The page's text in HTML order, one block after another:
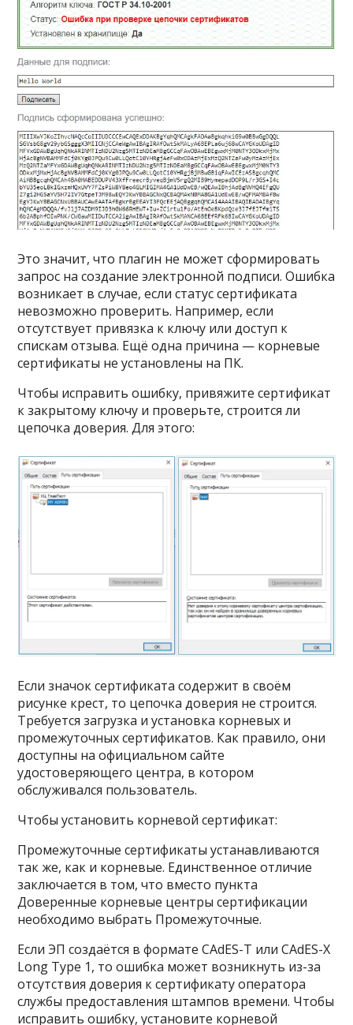
Это значит, что плагин не может сформировать
запрос на создание электронной подписи. Ошибка
возникает в случае, если статус сертификата
невозможно проверить. Например, если
отсутствует привязка к ключу или доступ к
спискам отзыва. Ещё одна причина — корневые
сертификаты не установлены на ПК.
Чтобы исправить ошибку, привяжите сертификат
к закрытому ключу и проверьте, строится ли
цепочка доверия. Для этого:
Если значок сертификата содержит в своём
рисунке крест, то цепочка доверия не строится.
Требуется загрузка и установка корневых и
промежуточных сертификатов. Как правило, они
доступны на официальном сайте
удостоверяющего центра, в котором
обслуживался пользователь.
Чтобы установить корневой сертификат:
Промежуточные сертификаты устанавливаются
так же, как и корневые. Единственное отличие
заключается в том, что вместо пункта
Доверенные корневые центры сертификации
необходимо выбрать Промежуточные.
Если ЭП создаётся в формате CAdES-T или CAdES-X
Long Type 1, то ошибка может возникнуть из-за
отсутствия доверия к сертификату оператора
службы предоставления штампов времени. Чтобы
исправить ошибку, установите корневой